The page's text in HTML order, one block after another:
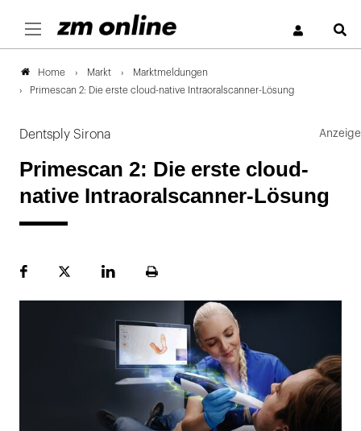
Home Markt
Marktmeldungen
Primescan 2: Die erste cloud-native Intraoralscanner-Lösung
Dentsply Sirona
Primescan 2: Die erste cloud-
native Intraoralscanner-Lösung
FacebookPlattformLinekdInSeite